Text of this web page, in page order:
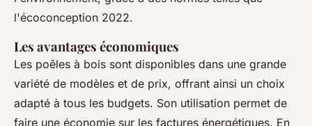
l'écoconception 2022.
Les avantages économiques
Les poêles à bois sont disponibles dans une grande
variété de modèles et de prix, offrant ainsi un choix
adapté à tous les budgets. Son utilisation permet de
faire une économie sur les factures énergétiques. En